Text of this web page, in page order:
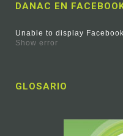
DANAC EN
Unable to display
Show error
GLOSARIO